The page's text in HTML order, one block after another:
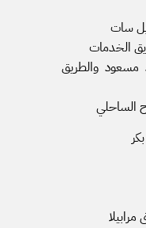
سات
الخدمات
مسعود والطريق
الساحلي